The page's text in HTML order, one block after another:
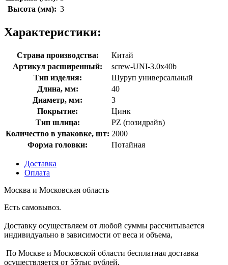
Высота (мм): 3
Характеристики:
Страна производства:
Китай
Артикул расширенный:
screw-UNI-3.0х40b
Тип изделия:
Шуруп универсальный
Длина, мм:
40
Диаметр, мм:
3
Покрытие:
Цинк
Тип шлица:
РZ (позидрайв)
Количество в упаковке, шт: 2000
Форма головки:
Потайная
Доставка
Оплата
Москва и Московская область
Есть самовывоз.
Доставку осуществляем от любой суммы рассчитывается
индивидуально в зависимости от веса и объема,
По Москве и Московской области бесплатная доставка
осуществляется от 55тыс рублей.